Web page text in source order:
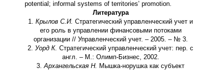
potential; informal systems of territories’ promotion.
Литература
1. Крылов С.И. Стратегический управленческий учет и
его роль в управлении финансовыми потоками
организации // Управленческий учет. – 2005. – № 3.
2. Уорд К. Стратегический управленческий учет: пер. с
англ. – М.: Олимп-Бизнес, 2002.
3. Архангельская Н. Мышка-норушка как субъект